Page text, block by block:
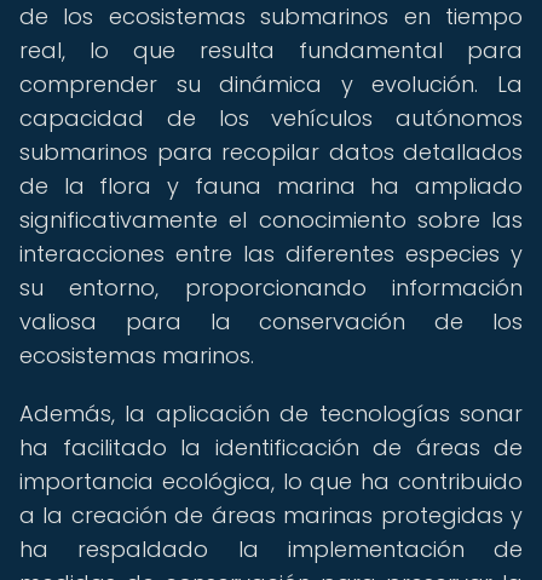
de los ecosistemas submarinos en tiempo
real, lo que resulta fundamental para
comprender su dinámica y evolución. La
capacidad de los vehículos autónomos
submarinos para recopilar datos detallados
de la flora y fauna marina ha ampliado
significativamente el conocimiento sobre las
interacciones entre las diferentes especies y
su entorno, proporcionando información
valiosa para la conservación de los
ecosistemas marinos.
Además, la aplicación de tecnologías sonar
ha facilitado la identificación de áreas de
importancia ecológica, lo que ha contribuido
a la creación de áreas marinas protegidas y
ha respaldado la implementación de